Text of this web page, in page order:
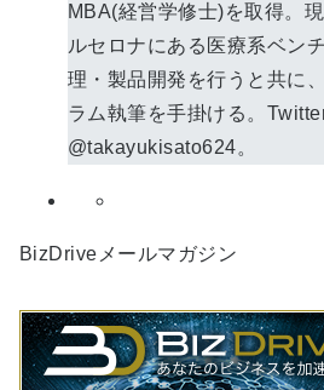
MBA(経営学修士)を取得。
ルセロナにある医療系ベン
理・製品開発を行うと共に
ラム執筆を手掛ける。
@takayukisato624。
BizDriveメールマガジン